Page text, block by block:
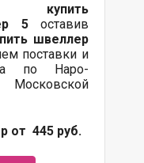
купить
5оставив
швеллер
поставки и
по Наро-
от 445 руб.